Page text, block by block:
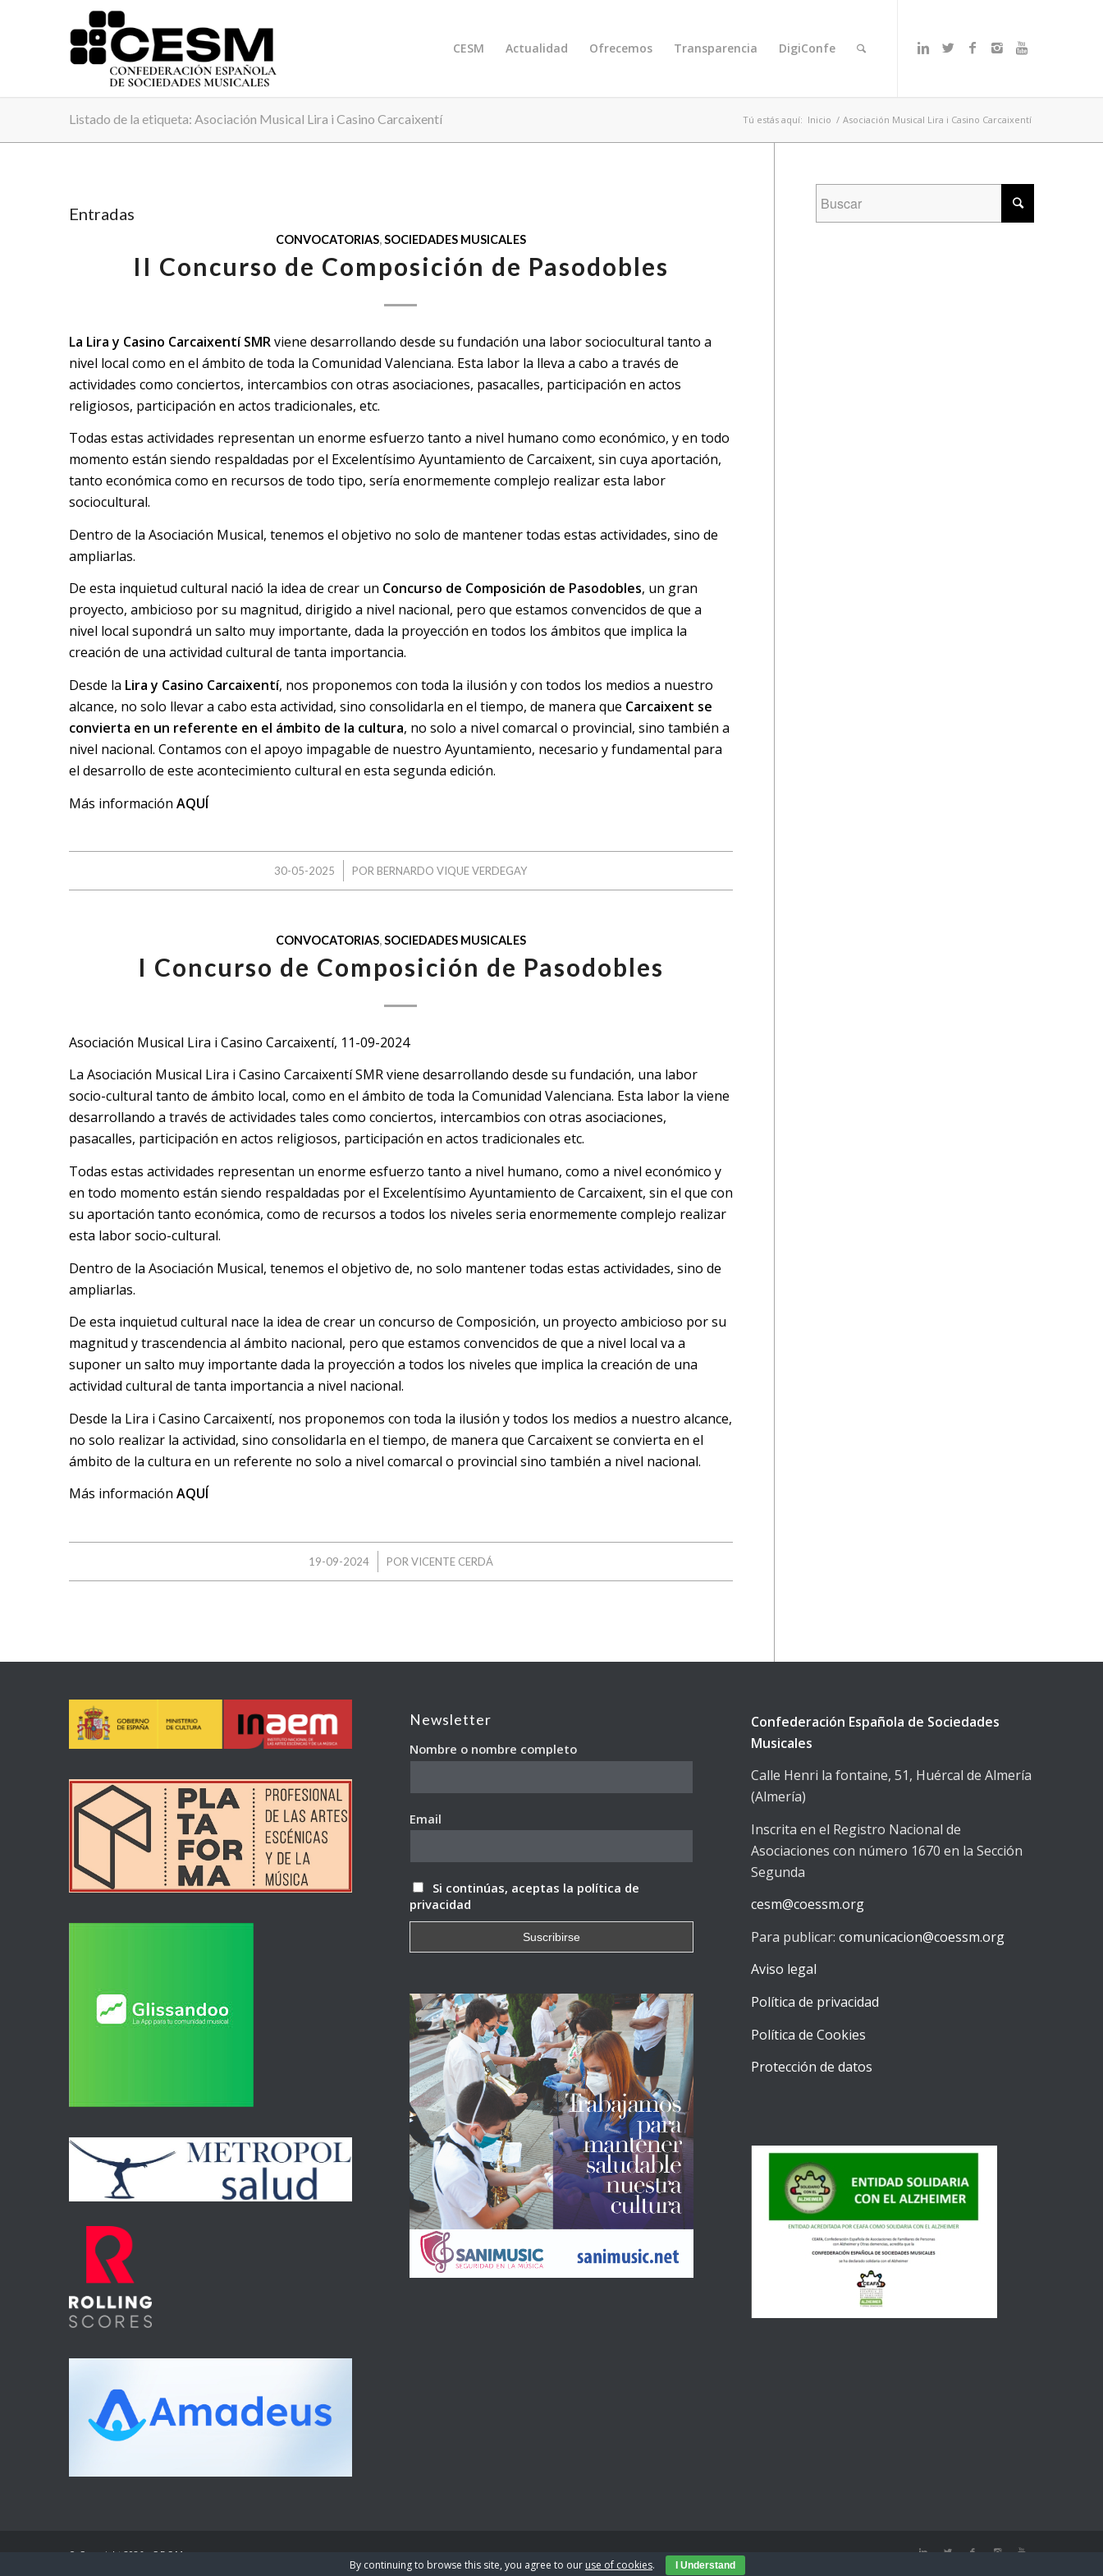
CESM Actualidad Ofrecemos Transparencia DigiConfe
Listado de la etiqueta: Asociación Musical Lira i Casino Carcaixentí Tú estás aquí: Inicio / Asociación Musical Lira i Casino Carcaixentí
Entradas
CONVOCATORIAS,SOCIEDADES MUSICALES
II Concurso de Composición de Pasodobles
La Lira y Casino Carcaixentí SMRviene desarrollando desde su fundación una labor sociocultural tanto a
nivel local como en el ámbito de toda la Comunidad Valenciana. Esta labor la lleva a cabo a través de
actividades como conciertos, intercambios con otras asociaciones, pasacalles, participación en actos
religiosos, participación en actos tradicionales, etc.
Todas estas actividades representan un enorme esfuerzo tanto a nivel humano como económico, y en todo
momento están siendo respaldadas por el Excelentísimo Ayuntamiento de Carcaixent, sin cuya aportación,
tanto económica como en recursos de todo tipo, sería enormemente complejo realizar esta labor
sociocultural.
Dentro de la Asociación Musical, tenemos el objetivo no solo de mantener todas estas actividades, sino de
ampliarlas.
De esta inquietud cultural nació la idea de crear un Concurso de Composición de Pasodobles, un gran
proyecto, ambicioso por su magnitud, dirigido a nivel nacional, pero que estamos convencidos de que a
nivel local supondrá un salto muy importante, dada la proyección en todos los ámbitos que implica la
creación de una actividad cultural de tanta importancia.
Desde la Lira y Casino Carcaixentí, nos proponemos con toda la ilusión y con todos los medios a nuestro
alcance, no solo llevar a cabo esta actividad, sino consolidarla en el tiempo, de manera que Carcaixent se
convierta en un referente en el ámbito de la cultura, no solo a nivel comarcal o provincial, sino también a
nivel nacional. Contamos con el apoyo impagable de nuestro Ayuntamiento, necesario y fundamental para
el desarrollo de este acontecimiento cultural en esta segunda edición.
Más información AQUÍ
30-05-2025
/ POR BERNARDO VIQUE VERDEGAY
CONVOCATORIAS,SOCIEDADES MUSICALES
I Concurso de Composición de Pasodobles
Asociación Musical Lira i Casino Carcaixentí, 11-09-2024
La Asociación Musical Lira i Casino Carcaixentí SMR viene desarrollando desde su fundación, una labor
socio-cultural tanto de ámbito local, como en el ámbito de toda la Comunidad Valenciana. Esta labor la viene
desarrollando a través de actividades tales como conciertos, intercambios con otras asociaciones,
pasacalles, participación en actos religiosos, participación en actos tradicionales etc.
Todas estas actividades representan un enorme esfuerzo tanto a nivel humano, como a nivel económico y
en todo momento están siendo respaldadas por el Excelentísimo Ayuntamiento de Carcaixent, sin el que con
su aportación tanto económica, como de recursos a todos los niveles seria enormemente complejo realizar
esta labor socio-cultural.
Dentro de la Asociación Musical, tenemos el objetivo de, no solo mantener todas estas actividades, sino de
ampliarlas.
De esta inquietud cultural nace la idea de crear un concurso de Composición, un proyecto ambicioso por su
magnitud y trascendencia al ámbito nacional, pero que estamos convencidos de que a nivel local va a
suponer un salto muy importante dada la proyección a todos los niveles que implica la creación de una
actividad cultural de tanta importancia a nivel nacional.
Desde la Lira i Casino Carcaixentí, nos proponemos con toda la ilusión y todos los medios a nuestro alcance,
no solo realizar la actividad, sino consolidarla en el tiempo, de manera que Carcaixent se convierta en el
ámbito de la cultura en un referente no solo a nivel comarcal o provincial sino también a nivel nacional.
Más información AQUÍ
19-09-2024
/ POR VICENTE CERDÁ
Newsletter
Nombre o nombre completo
Email
Si continúas, aceptas la política de
privacidad
Confederación Española de Sociedades
Musicales
Calle Henri la fontaine, 51, Huércal de Almería
(Almería)
Inscrita en el Registro Nacional de
Asociaciones con número 1670 en la Sección
Segunda
cesm@coessm.org
Para publicar:comunicacion@coessm.org
Aviso legal
Política de privacidad
Política de Cookies
Protección de datos
© Copyright 2026 - C.E.S.M
By continuing to browse this site, you agree to our use of cookies. I Understand